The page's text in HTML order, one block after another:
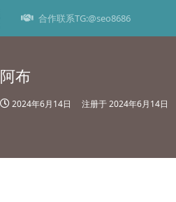
合作联系TG:@seo8686
阿布
2024年6月14日 注册于2024年6月14日